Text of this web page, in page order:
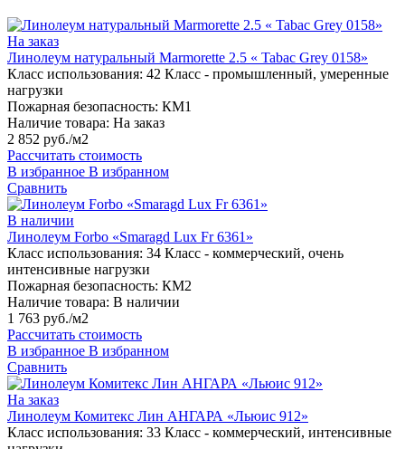
На заказ
Линолеум натуральный Marmorette 2.5 « Tabac Grey 0158»
Класс использования: 42 Класс - промышленный, умеренные
нагрузки
Пожарная безопасность: КМ1
Наличие товара: На заказ
2 852 руб./м2
Рассчитать стоимость
В избранное В избранном
Сравнить
В наличии
Линолеум Forbo «Smaragd Lux Fr 6361»
Класс использования: 34 Класс - коммерческий, очень
интенсивные нагрузки
Пожарная безопасность: КМ2
Наличие товара: В наличии
1 763 руб./м2
Рассчитать стоимость
В избранное В избранном
Сравнить
На заказ
Линолеум Комитекс Лин АНГАРА «Льюис 912»
Класс использования: 33 Класс - коммерческий, интенсивные